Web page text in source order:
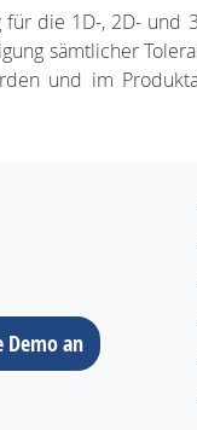
für die 1D-, 2D- und
sämtlicher
und im
Demo an